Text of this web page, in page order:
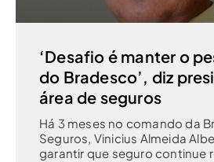
‘Desafio é manter o
do Bradesco’, diz
área de seguros
Há 3 meses no comando da
Seguros, Vinicius Almeida
garantir que seguro continue